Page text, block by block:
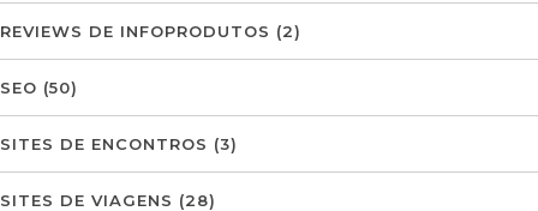
REVIEWS DE INFOPRODUTOS (2)
SEO (50)
SITES DE ENCONTROS (3)
SITES DE VIAGENS (28)